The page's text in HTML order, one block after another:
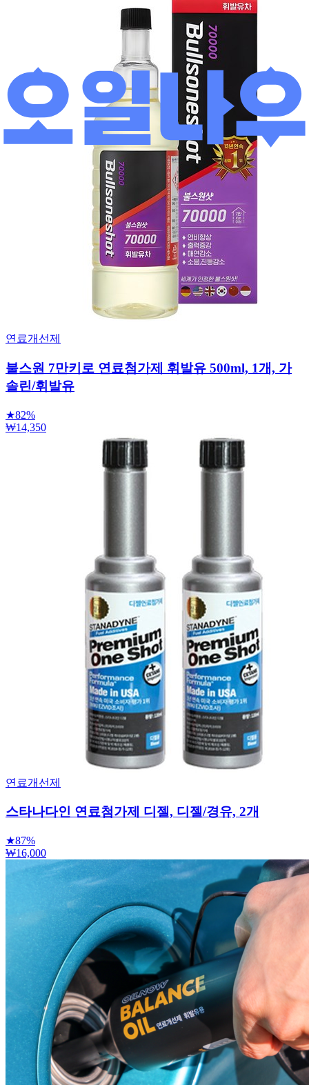
연료개선제
불스원 7만키로 연료첨가제 휘발유 500ml, 1개, 가
솔린/휘발유
★82%
₩14,350
연료개선제
스타나다인 연료첨가제 디젤, 디젤/경유, 2개
★87%
₩16,000